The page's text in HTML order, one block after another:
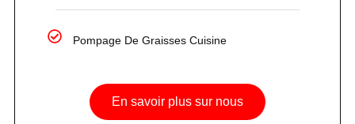
Pompage De Graisses Cuisine
En savoir plus sur nous